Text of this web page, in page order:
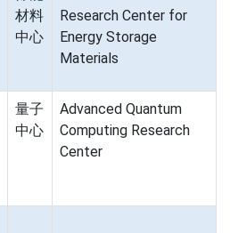
材料
中心
Research Center for
Energy Storage
Materials
量子
中心
Advanced Quantum
Computing Research
Center